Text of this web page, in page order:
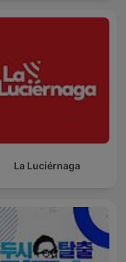
La Luciérnaga